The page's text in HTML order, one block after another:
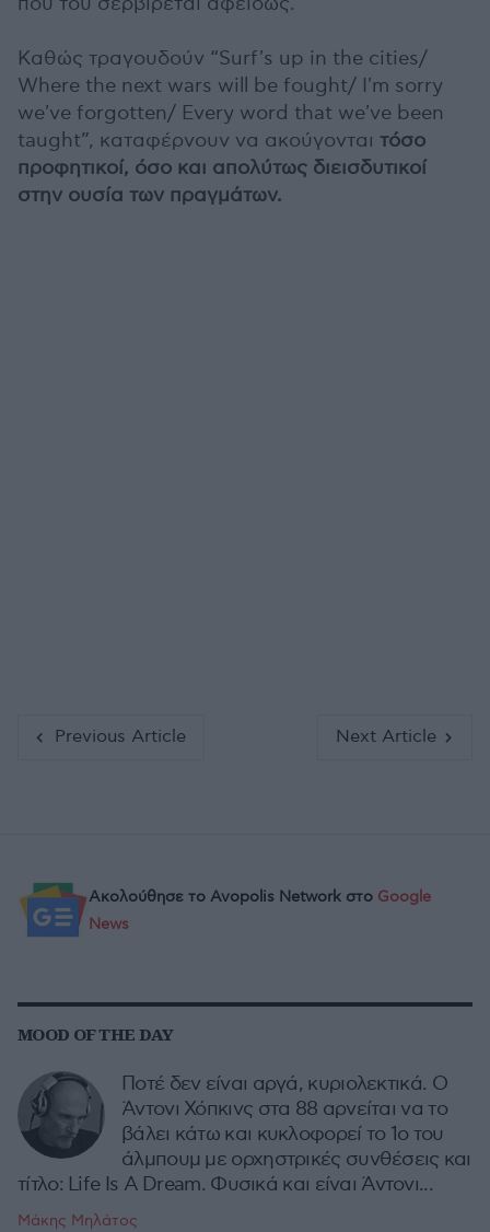
Καθώς τραγουδούν “Surf's up in the cities/
Where the next wars will be fought/ I'm sorry
we've forgotten/ Every word that we've been
taught”, καταφέρνουν να ακούγονται τόσο
προφητικοί, όσο και απολύτως διεισδυτικοί
στην ουσία των πραγμάτων.
Ακολούθησε το Avopolis Network στο Google
News
MOOD OF THE DAY
Ποτέ δεν είναι αργά, κυριολεκτικά. Ο
Άντονι Χόπκινς στα 88 αρνείται να το
βάλει κάτω και κυκλοφορεί το 1ο του
άλμπουμ με ορχηστρικές συνθέσεις και
τίτλο: Life Is A Dream. Φυσικά και είναι Άντονι...
Μάκης Μηλάτος
Previous Article Next Article